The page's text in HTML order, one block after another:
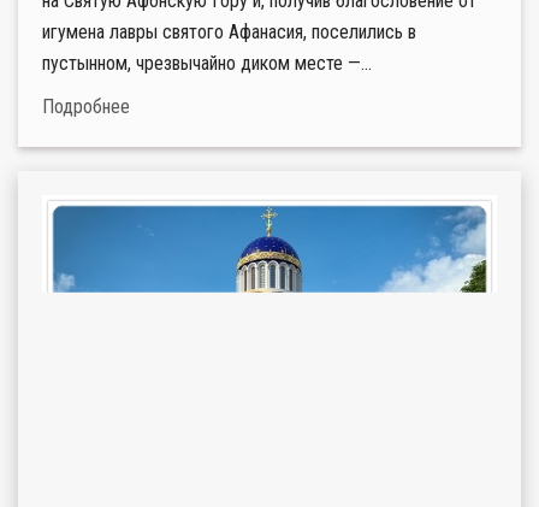
игумена лавры святого Афанасия, поселились в
пустынном, чрезвычайно диком месте —...
Подробнее